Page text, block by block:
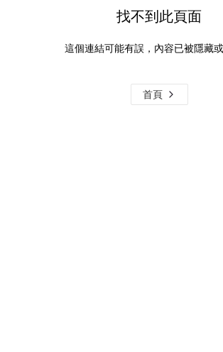
找不到此頁面
這個連結可能有誤，內容已被隱藏或
首頁